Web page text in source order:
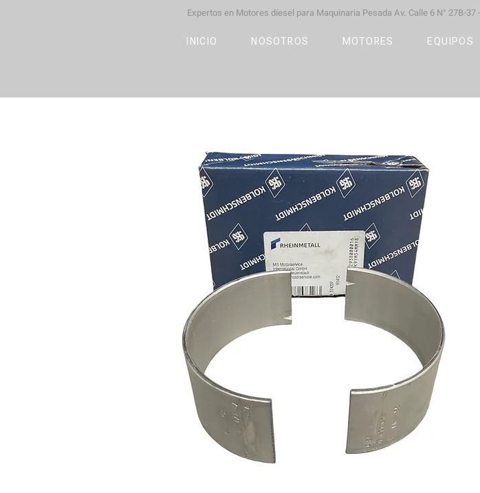
Expertos en Motores díesel para Maquinaria Pesada Av. Calle 6 N° 27B-37 -
INICIO NOSOTROS MOTORES EQUIPOS